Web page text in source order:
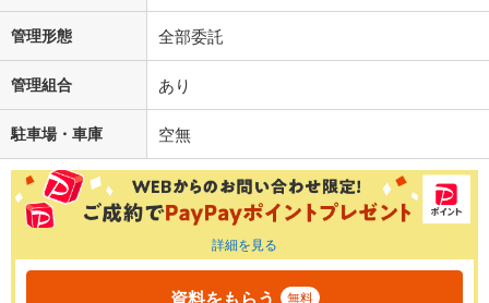
管理形態 全部委託
管理組合 あり
駐車場・車庫 空無
詳細を見る
無料